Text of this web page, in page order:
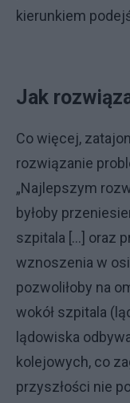
kierunkiem
Jak
Co więcej,
rozwiązanie
„Najlepszym
byłoby
szpitala [...] oraz
wznoszenia w
pozwoliłoby na
wokół szpitala
lądowiska
kolejowych, co
przyszłości nie